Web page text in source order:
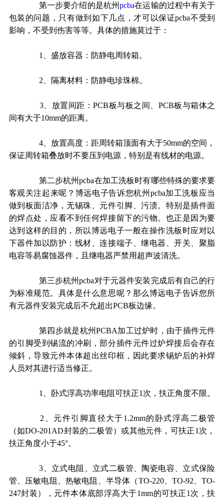
第一步要介绍的是杭州pcba在运输的过程中有关于
包装的问题，只有做到如下几点，才可以保证pcba不受到
影响，不受到伤害等等。具体的措施莫过于：
1 、盛放容器：防静电周转箱。
2 、隔离材料：防静电珍珠棉。
3、放置间距：PCB板与板之间、 PCB板与箱体之
间有大于10mm的距离。
4、放置高度：距周转箱顶面有大于50mm的空间，
保证周转箱叠放时不要压到电源，特别是有线材的电源。
第二步杭州pcba在加工洗板时有哪些特殊的要求要
客观关注起来呢？博远电子告诉您杭州 pcba加工洗板应当
做到板面洁净，无锡珠、元件引脚、污渍。特别是插件面
的焊点处，应看不到任何焊接留下的污物。也正是因为要
达到这样的目的，所以博远电子一般在操作洗板时应对以
下器件加以防护：线材、连接端子、继电器、开关、聚脂
电容等易腐蚀器件，且继电器严禁用超声波清洗。
第三步杭州pcba对于元器件安装完成后有自己的行
为标准规范。具体是什么意思呢？那么博远电子告诉您所
有元器件安装完成后不允超出PCB板边缘。
第四步就是杭州PCBA加工过炉时，由于插件元件
的引脚受到锡流的冲刷，部分插件元件过炉焊接后会存在
倾斜，导致元件本体超出丝印框，因此要求锡炉后的补焊
人员对其进行适当修正。
1 、卧式浮高功率电阻可扶正1 次，扶正角度不限。
2 、元件引脚直径大于1.2mm的卧式浮高二极管
（如DO-201AD封装的二极管）或其他元件，可扶正1 次，
扶正角度小于45°。
3 、立式电阻、立式二极管、陶瓷电容、立式保险
管、压敏电阻、热敏电阻、半导体（TO-220、TO-92 、TO-
247封装），元件本体底部浮高大于1mm的可扶正1 次，扶